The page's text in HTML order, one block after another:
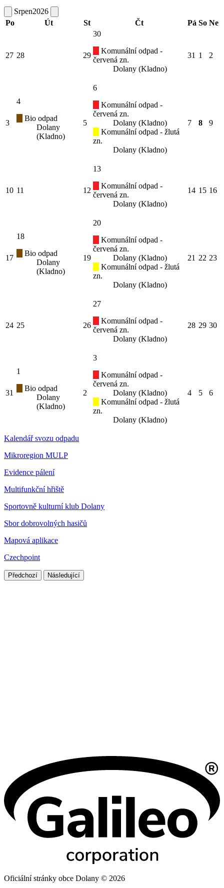
Srpen2026
Po
Út St Čt Pá So Ne
27 28 29
30
Komunální odpad -
červená zn.
Dolany (Kladno)
31 1 2
3
4
Bio odpad
Dolany
(Kladno)
5
6
Komunální odpad -
červená zn.
Dolany (Kladno)
Komunální odpad - žlutá
zn.
Dolany (Kladno)
7 8 9
10 11 12
13
Komunální odpad -
červená zn.
Dolany (Kladno)
14 15 16
17
18
Bio odpad
Dolany
(Kladno)
19
20
Komunální odpad -
červená zn.
Dolany (Kladno)
Komunální odpad - žlutá
zn.
Dolany (Kladno)
21 22 23
24 25 26
27
Komunální odpad -
červená zn.
Dolany (Kladno)
28 29 30
31
1
Bio odpad
Dolany
(Kladno)
2
3
Komunální odpad -
červená zn.
Dolany (Kladno)
Komunální odpad - žlutá
zn.
Dolany (Kladno)
4 5 6
Kalendář svozu odpadu
Mikroregion MULP
Evidence pálení
Multifunkční hřiště
Sportovně kulturní klub Dolany
Sbor dobrovolných hasičů
Mapová aplikace
Czechpoint
Předchozí Následující
Oficiální stránky obce Dolany © 2026